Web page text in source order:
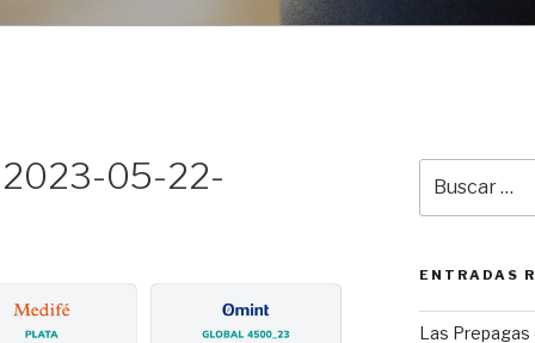
05-22-
por:
ENTRADAS
Las Prepagas